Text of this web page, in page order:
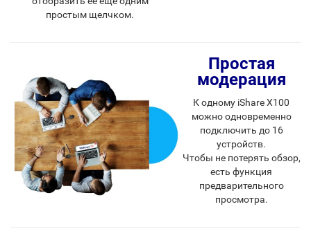
простым щелчком.
Простая
модерация
К одному iShare X100
можно одновременно
подключить до 16
устройств.
Чтобы не потерять обзор,
есть функция
предварительного
просмотра.